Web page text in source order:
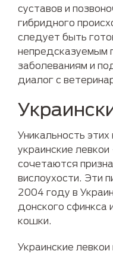
суставов и
гибридного
следует быть
непредсказуемым
заболеваниям и
диалог с
Уникальность
украинские
сочетаются
вислоухости. Эти
2004 году в
донского сфинкса
кошки.
Украинские